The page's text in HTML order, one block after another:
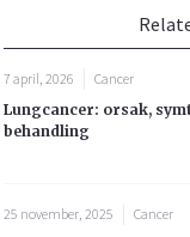
Rökavvänjning
Rörelseapparaten
7 april, 2026
Cancer
Lungcancer: orsak,
behandling
25 november, 2025
Cancer